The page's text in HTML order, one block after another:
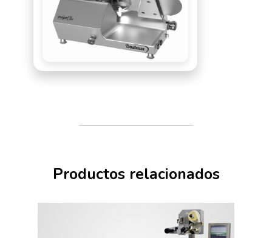
Cambio rápido del rollo de
etiquetas
Servicio remoto Online
Productos relacionados